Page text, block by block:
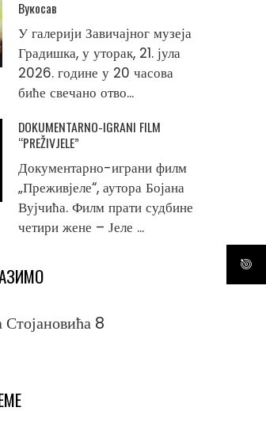
Вукосав
У галерији Завичајног музеја
Градишка, у уторак, 21. јула
2026. године у 20 часова
биће свечано отво...
DOKUMENTARNO-IGRANI FILM
“PREŽIVJELE”
Документарно-играни филм
„Преживјеле“, аутора Бојана
Вујчића. Филм прати судбине
четири жене – Јеле ...
8